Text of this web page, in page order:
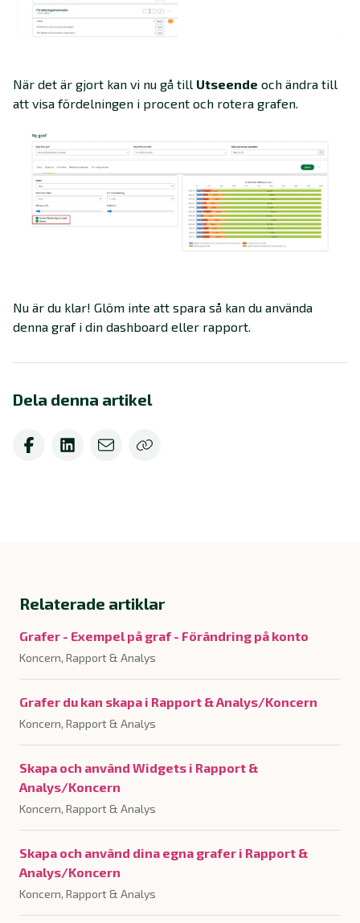
När det är gjort kan vi nu gå till Utseende och ändra till
att visa fördelningen i procent och rotera grafen.
Nu är du klar! Glöm inte att spara så kan du använda
denna graf i din dashboard eller rapport.
Dela denna artikel
Relaterade artiklar
Grafer - Exempel på graf - Förändring på konto
Koncern, Rapport & Analys
Grafer du kan skapa i Rapport & Analys/Koncern
Koncern, Rapport & Analys
Skapa och använd Widgets i Rapport &
Analys/Koncern
Koncern, Rapport & Analys
Skapa och använd dina egna grafer i Rapport &
Analys/Koncern
Koncern, Rapport & Analys